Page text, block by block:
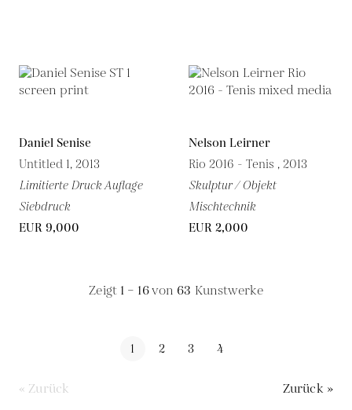
Daniel Senise
Untitled 1, 2013
Limitierte Druck Auflage
Siebdruck
EUR 9,000
Nelson Leirner
Rio 2016 - Tenis , 2013
Skulptur / Objekt
Mischtechnik
EUR 2,000
Zeigt 1 – 16von 63 Kunstwerke
1 2 3 4
« Zurück Zurück »